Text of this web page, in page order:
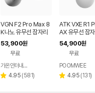
VGN F2 Pro Max 8
K나노 유무선 잠자리
게이밍 마우스 화이트
53,900원
무료
페이
가온인터내셔날
별 4.95 리
(581)
ATK VXE R1
AX 유무선 잠
이밍 마우스 화
54,900원
무료
POOMWEE
별 4.95 리
(131)